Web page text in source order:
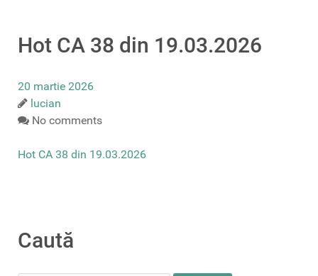
Hot CA 38 din 19.03.2026
20 martie 2026
lucian
No comments
Hot CA 38 din 19.03.2026
Caută